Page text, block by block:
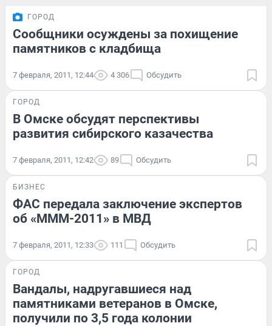
ГОРОД
Сообщники осуждены за похищение
памятников с кладбища
7 февраля, 2011, 12:44 4 306 Обсудить
ГОРОД
В Омске обсудят перспективы
развития сибирского казачества
7 февраля, 2011, 12:42 89 Обсудить
БИЗНЕС
ФАС передала заключение экспертов
об «МММ-2011» в МВД
7 февраля, 2011, 12:33 111 Обсудить
ГОРОД
Вандалы, надругавшиеся над
памятниками ветеранов в Омске,
получили по 3,5 года колонии